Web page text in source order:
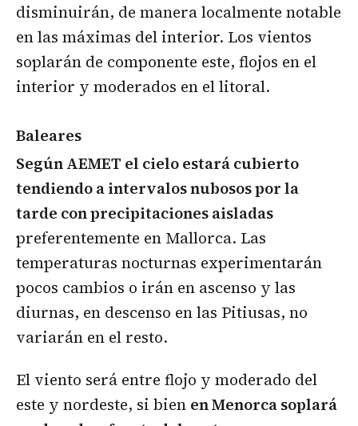
disminuirán, de manera localmente notable
en las máximas del interior. Los vientos
soplarán de componente este, flojos en el
interior y moderados en el litoral.
Baleares
Según AEMET el cielo estará cubierto
tendiendo a intervalos nubosos por la
tarde con precipitaciones aisladas
preferentemente en Mallorca. Las
temperaturas nocturnas experimentarán
pocos cambios o irán en ascenso y las
diurnas, en descenso en las Pitiusas, no
variarán en el resto.
El viento será entre flojo y moderado del
este y nordeste, si bien en Menorca soplará